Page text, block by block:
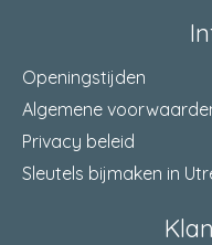
Openingstijden
Algemene
Privacy beleid
Sleutels bijmaken in